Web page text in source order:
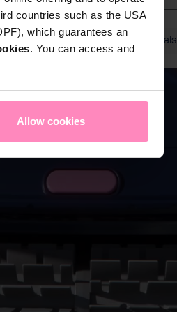
countries such as the USA
which guarantees an
. You can access and
Allow cookies
tijd Acties & Specials